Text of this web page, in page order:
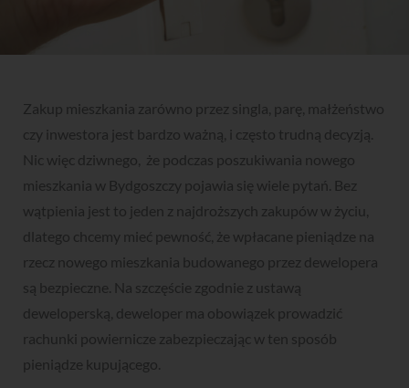
Zakup mieszkania zarówno przez singla, parę, małżeństwo
czy inwestora jest bardzo ważną, i często trudną decyzją.
Nic więc dziwnego, że podczas poszukiwania nowego
mieszkania w Bydgoszczy pojawia się wiele pytań. Bez
wątpienia jest to jeden z najdroższych zakupów w życiu,
dlatego chcemy mieć pewność, że wpłacane pieniądze na
rzecz nowego mieszkania budowanego przez dewelopera
są bezpieczne. Na szczęście zgodnie z ustawą
deweloperską, deweloper ma obowiązek prowadzić
rachunki powiernicze zabezpieczając w ten sposób
pieniądze kupującego.